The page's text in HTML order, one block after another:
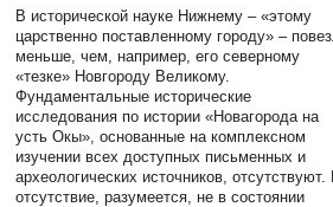
В исторической науке Нижнему – «этому
царственно поставленному городу» –
меньше, чем, например, его северному
«тезке» Новгороду Великому.
Фундаментальные исторические
исследования по истории «Новагорода на
усть Окы», основанные на комплексном
изучении всех доступных письменных и
археологических источников, отсутствуют.
отсутствие, разумеется, не в состоянии